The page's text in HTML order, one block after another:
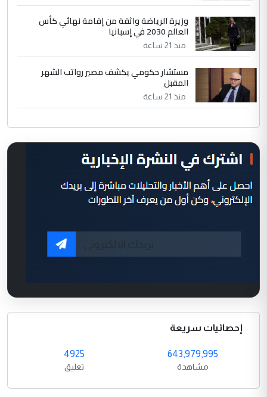
وزيرة الرياضة واثقة من إقامة نهائي كأس
العالم 2030 في إسبانيا
منذ 21 ساعة
مستشار حكومي يكشف مصير رواتب الشهر
المقبل
منذ 21 ساعة
إحصائيات سريعة
643,979,995
مشاهدة
4925
تعليق